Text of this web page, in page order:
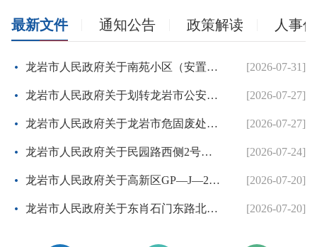
最新文件 通知公告 政策解读 人事
[2026-07-31]
龙岩市人民政府关于南苑小区（安置房）项目建设用地的批复
[2026-07-27]
龙岩市人民政府关于划转龙岩市公安局国有建设用地使用权的批复
[2026-07-27]
龙岩市人民政府关于龙岩市危固废处置中心二期项目协议出让方案的批复
[2026-07-24]
龙岩市人民政府关于民园路西侧2号地块等两个控制性详细规划的批复
[2026-07-20]
龙岩市人民政府关于高新区GP—J—26地块控制性详细规划的批复
[2026-07-20]
龙岩市人民政府关于东肖石门东路北侧等3个地块项目控制性详细规划调整方案的批复